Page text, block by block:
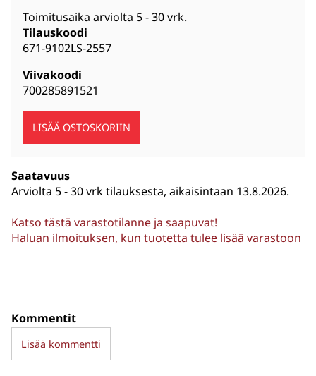
Toimitusaika arviolta 5 - 30 vrk.
Tilauskoodi
671-9102LS-2557
Viivakoodi
700285891521
Saatavuus
Arviolta 5 - 30 vrk tilauksesta, aikaisintaan 13.8.2026.
Katso tästä varastotilanne ja saapuvat!
Haluan ilmoituksen, kun tuotetta tulee lisää varastoon
Kommentit
Lisää kommentti